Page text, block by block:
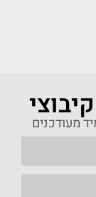
מעודכנים